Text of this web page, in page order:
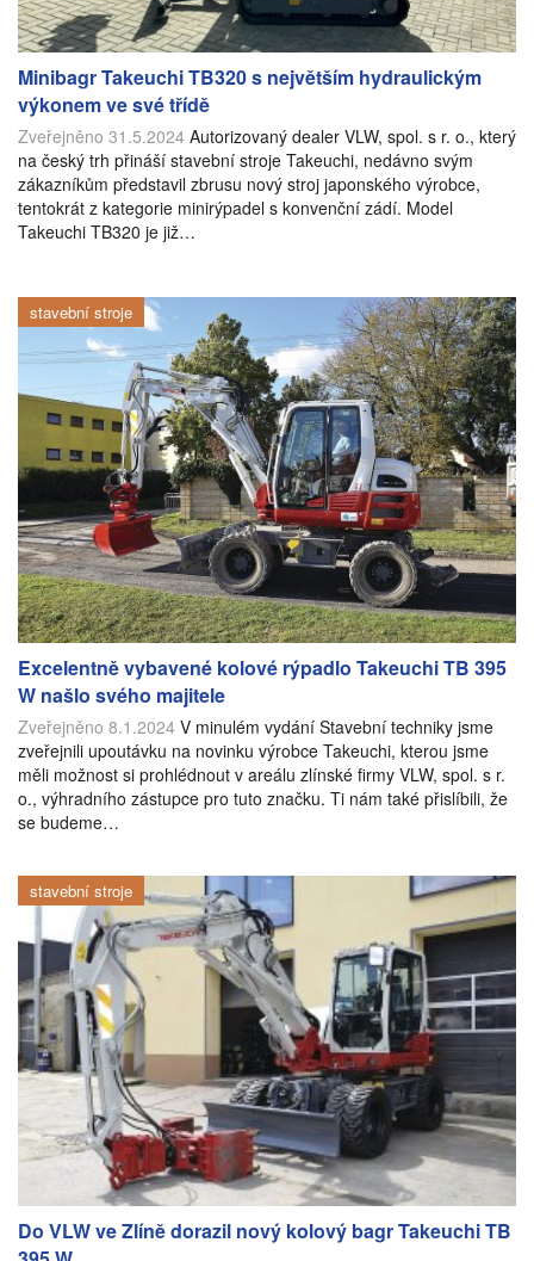
Minibagr Takeuchi TB320 s největším hydraulickým
výkonem ve své třídě
Zveřejněno 31.5.2024 Autorizovaný dealer VLW, spol. s r. o., který
na český trh přináší stavební stroje Takeuchi, nedávno svým
zákazníkům představil zbrusu nový stroj japonského výrobce,
tentokrát z kategorie minirýpadel s konvenční zádí. Model
Takeuchi TB320 je již…
stavební stroje
Excelentně vybavené kolové rýpadlo Takeuchi TB 395
W našlo svého majitele
Zveřejněno 8.1.2024 V minulém vydání Stavební techniky jsme
zveřejnili upoutávku na novinku výrobce Takeuchi, kterou jsme
měli možnost si prohlédnout v areálu zlínské firmy VLW, spol. s r.
o., výhradního zástupce pro tuto značku. Ti nám také přislíbili, že
se budeme…
stavební stroje
Do VLW ve Zlíně dorazil nový kolový bagr Takeuchi TB